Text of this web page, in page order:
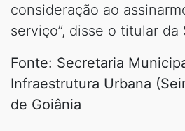
consideração ao
serviço”, disse o titular da
Fonte: Secretaria
Infraestrutura Urbana
de Goiânia